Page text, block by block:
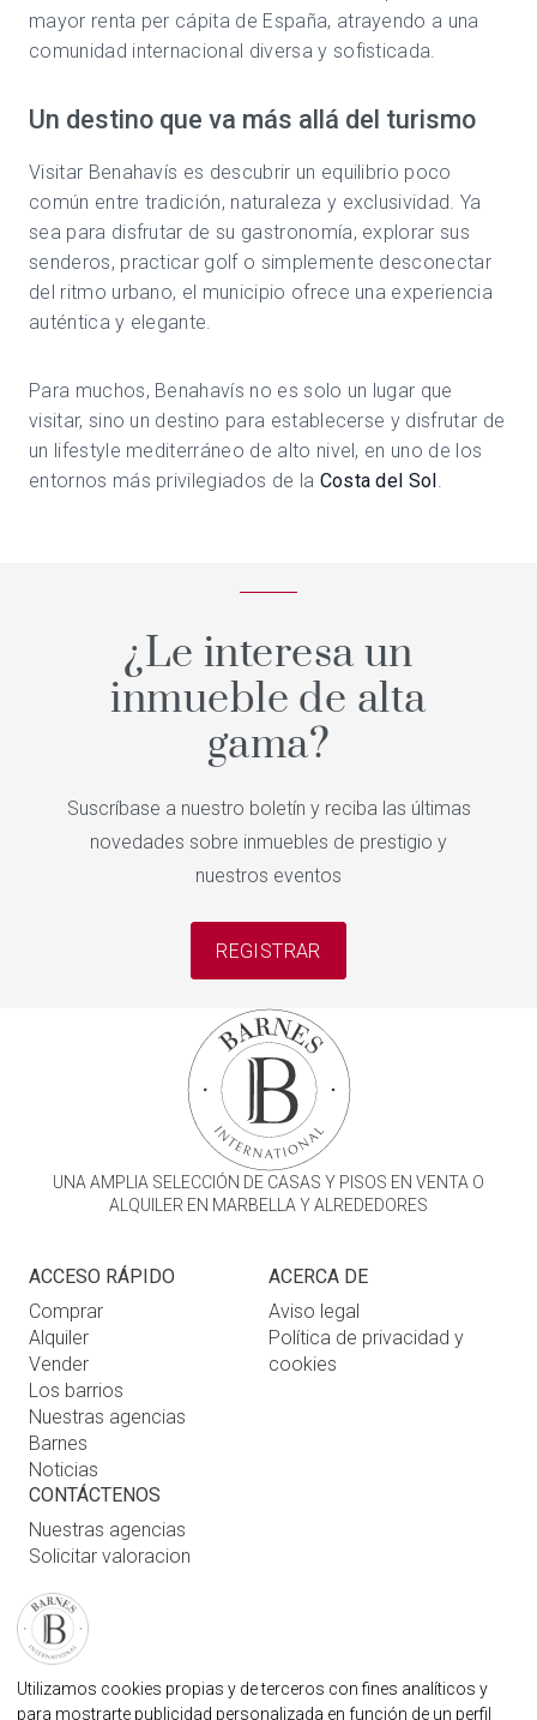
mayor renta per cápita de España, atrayendo a una
comunidad internacional diversa y sofisticada.
Un destino que va más allá del turismo
Visitar Benahavís es descubrir un equilibrio poco
común entre tradición, naturaleza y exclusividad. Ya
sea para disfrutar de su gastronomía, explorar sus
senderos, practicar golf o simplemente desconectar
del ritmo urbano, el municipio ofrece una experiencia
auténtica y elegante.
Para muchos, Benahavís no es solo un lugar que
visitar, sino un destino para establecerse y disfrutar de
un lifestyle mediterráneo de alto nivel, en uno de los
entornos más privilegiados de la Costa del Sol.
¿Le interesa un
inmueble de alta
gama?
Suscríbase a nuestro boletín y reciba las últimas
novedades sobre inmuebles de prestigio y
nuestros eventos
REGISTRAR
UNA AMPLIA SELECCIÓN DE CASAS Y PISOS EN VENTA O
ALQUILER EN MARBELLA Y ALREDEDORES
ACCESO RÁPIDO
Comprar
Alquiler
Vender
Los barrios
Nuestras agencias
Barnes
Noticias
ACERCA DE
Aviso legal
Política de privacidad y
cookies
CONTÁCTENOS
Nuestras agencias
Solicitar valoracion
Inicio de sesión de usuario
FAQ
ENCUENTRE NUESTRA AGENCIA
Utilizamos cookies propias y de terceros con fines analíticos y
para mostrarte publicidad personalizada en función de un perfil